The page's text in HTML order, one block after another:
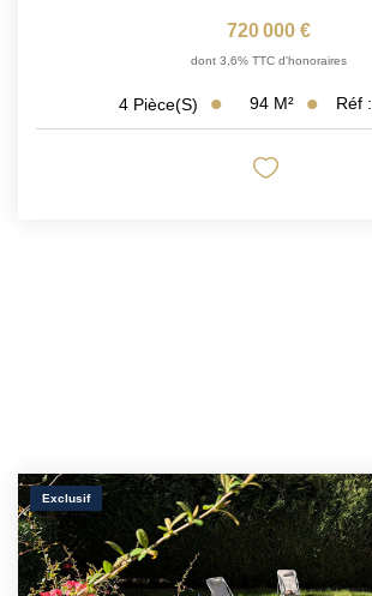
720 000 €
dont 3,6% TTC d'honoraires
4 Pièce(s) 94 M² Réf :
Exclusif